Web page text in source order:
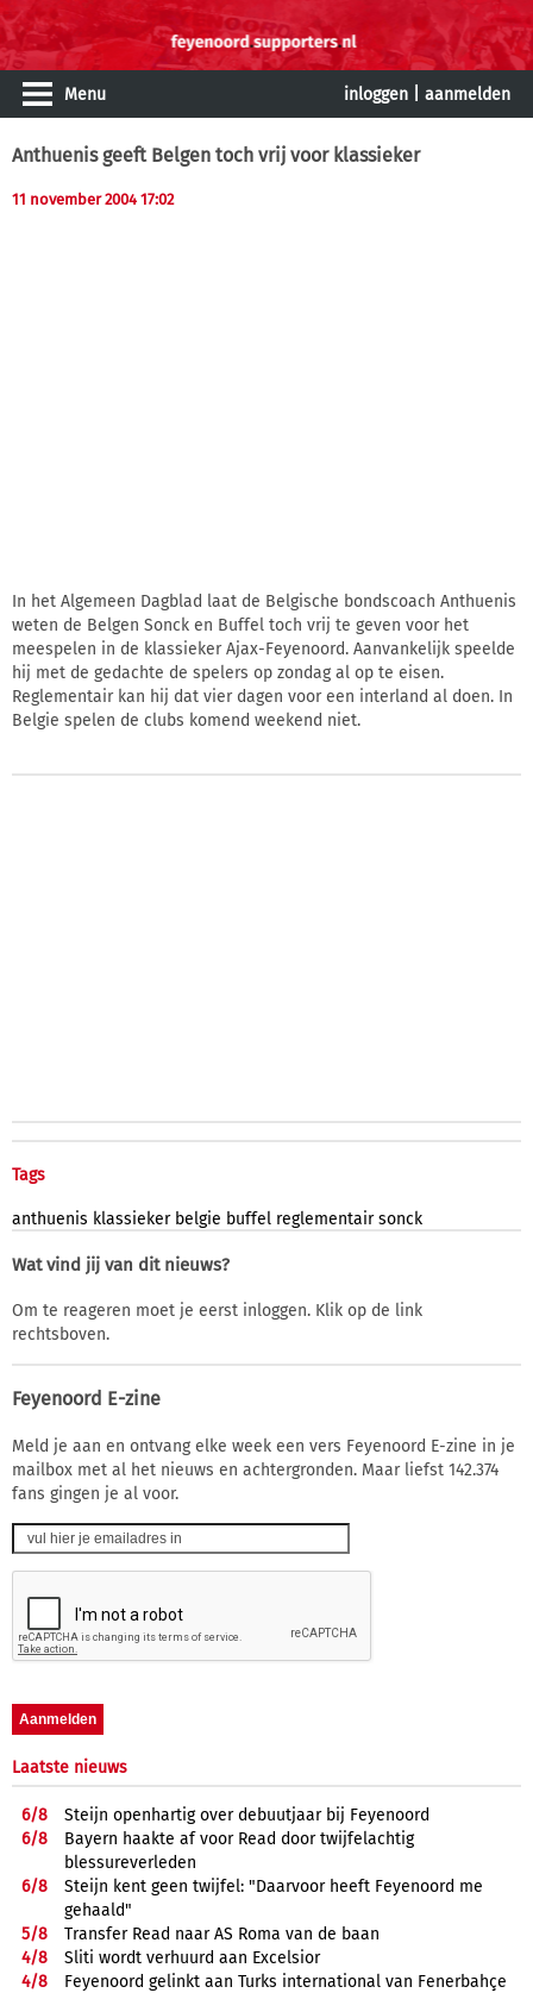
Menu inloggen aanmelden
Anthuenis geeft Belgen toch vrij voor klassieker
11 november 2004 17:02
In het Algemeen Dagblad laat de Belgische bondscoach Anthuenis
weten de Belgen Sonck en Buffel toch vrij te geven voor het
meespelen in de klassieker Ajax-Feyenoord. Aanvankelijk speelde
hij met de gedachte de spelers op zondag al op te eisen.
Reglementair kan hij dat vier dagen voor een interland al doen. In
Belgie spelen de clubs komend weekend niet.
Tags
anthuenis klassieker belgie buffel reglementair sonck
Wat vind jij van dit nieuws?
Om te reageren moet je eerst inloggen. Klik op de link
rechtsboven.
Feyenoord E-zine
Meld je aan en ontvang elke week een vers Feyenoord E-zine in je
mailbox met al het nieuws en achtergronden. Maar liefst 142.374
fans gingen je al voor.
Laatste nieuws
6/8
Steijn openhartig over debuutjaar bij Feyenoord
6/8
Bayern haakte af voor Read door twijfelachtig
blessureverleden
6/8
Steijn kent geen twijfel: "Daarvoor heeft Feyenoord me
gehaald"
5/8
Transfer Read naar AS Roma van de baan
4/8
Sliti wordt verhuurd aan Excelsior
4/8
Feyenoord gelinkt aan Turks international van Fenerbahçe